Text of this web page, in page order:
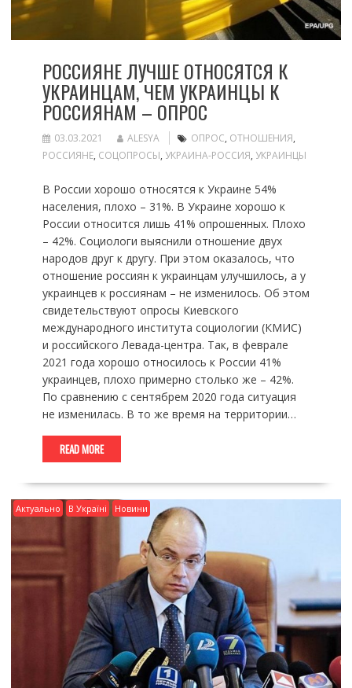
РОССИЯНЕ ЛУЧШЕ ОТНОСЯТСЯ К
УКРАИНЦАМ, ЧЕМ УКРАИНЦЫ К
РОССИЯНАМ – ОПРОС
03.03.2021 ALESYA ОПРОС, ОТНОШЕНИЯ,
РОССИЯНЕ, СОЦОПРОСЫ, УКРАИНА-РОССИЯ, УКРАИНЦЫ
В России хорошо относятся к Украине 54%
населения, плохо – 31%. В Украине хорошо к
России относится лишь 41% опрошенных. Плохо
– 42%. Социологи выяснили отношение двух
народов друг к другу. При этом оказалось, что
отношение россиян к украинцам улучшилось, а у
украинцев к россиянам – не изменилось. Об этом
свидетельствуют опросы Киевского
международного института социологии (КМИС)
и российского Левада-центра. Так, в феврале
2021 года хорошо относилось к России 41%
украинцев, плохо примерно столько же – 42%.
По сравнению с сентябрем 2020 года ситуация
не изменилась. В то же время на территории…
READ MORE
Актуально В Україні Новини